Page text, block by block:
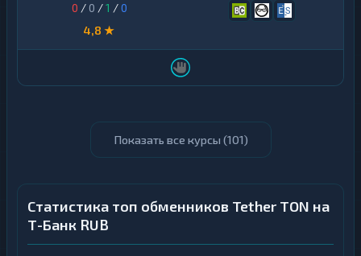
0 / 0 /1 /0
4,8 ★
Показать все курсы (101)
Статистика топ обменников Tether TON на
Т-Банк RUB